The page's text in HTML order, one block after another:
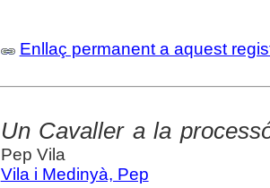
Enllaç permanent a aquest
Un Cavaller a la
Pep Vila
Vila i Medinyà, Pep